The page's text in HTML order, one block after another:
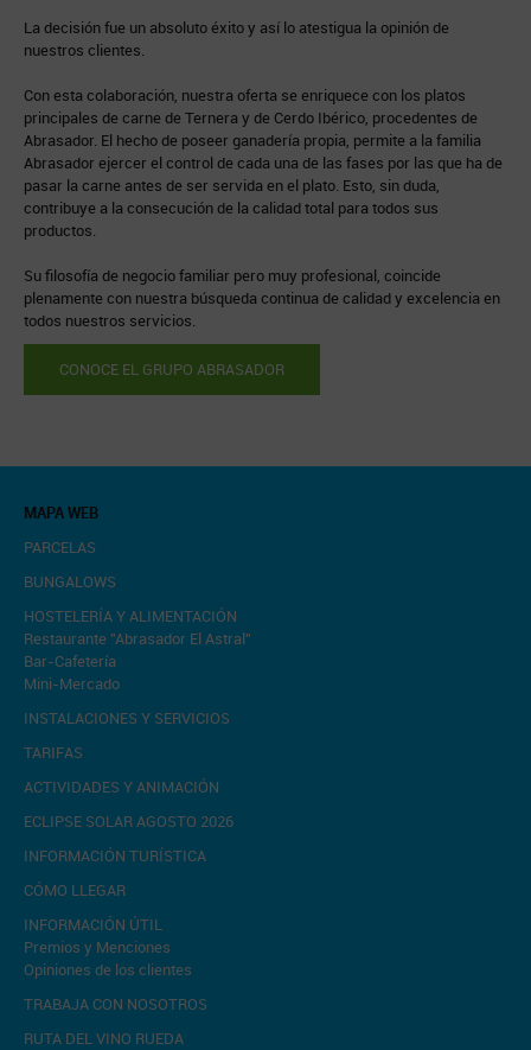
La decisión fue un absoluto éxito y así lo atestigua la opinión de
nuestros clientes.
Con esta colaboración, nuestra oferta se enriquece con los platos
principales de carne de Ternera y de Cerdo Ibérico, procedentes de
Abrasador. El hecho de poseer ganadería propia, permite a la familia
Abrasador ejercer el control de cada una de las fases por las que ha de
pasar la carne antes de ser servida en el plato. Esto, sin duda,
contribuye a la consecución de la calidad total para todos sus
productos.
Su filosofía de negocio familiar pero muy profesional, coincide
plenamente con nuestra búsqueda continua de calidad y excelencia en
todos nuestros servicios.
CONOCE EL GRUPO ABRASADOR
MAPA WEB
PARCELAS
BUNGALOWS
HOSTELERÍA Y ALIMENTACIÓN
Restaurante "Abrasador El Astral"
Bar-Cafetería
Mini-Mercado
INSTALACIONES Y SERVICIOS
TARIFAS
ACTIVIDADES Y ANIMACIÓN
ECLIPSE SOLAR AGOSTO 2026
INFORMACIÓN TURÍSTICA
CÓMO LLEGAR
INFORMACIÓN ÚTIL
Premios y Menciones
Opiniones de los clientes
TRABAJA CON NOSOTROS
RUTA DEL VINO RUEDA